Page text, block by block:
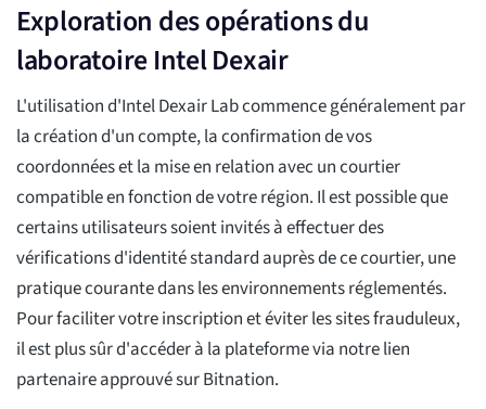
Exploration des opérations du
laboratoire Intel Dexair
L'utilisation d'Intel Dexair Lab commence généralement par
la création d'un compte, la confirmation de vos
coordonnées et la mise en relation avec un courtier
compatible en fonction de votre région. Il est possible que
certains utilisateurs soient invités à effectuer des
vérifications d'identité standard auprès de ce courtier, une
pratique courante dans les environnements réglementés.
Pour faciliter votre inscription et éviter les sites frauduleux,
il est plus sûr d'accéder à la plateforme via notre lien
partenaire approuvé sur Bitnation.